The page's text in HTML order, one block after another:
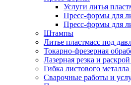
Услуги литья
Пресс-формы для
Пресс-формы для
Штампы
Литье пластмасс под
Токарно-фрезерная
Лазерная резка и
Гибка листового металла
Сварочные работы и